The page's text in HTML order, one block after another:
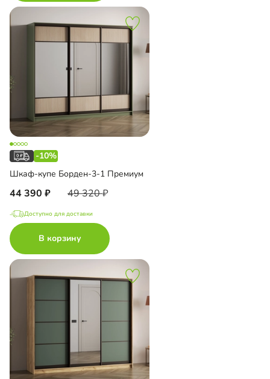
-10%
Шкаф-купе Борден-3-1 Премиум
44 390 49 320
Доступно для доставки
В корзину